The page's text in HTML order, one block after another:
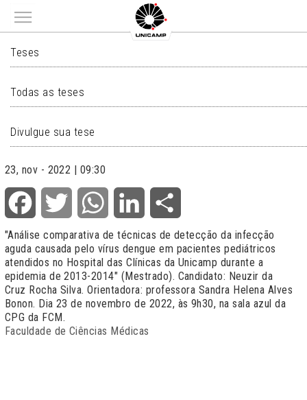
Main menu
TESES
Teses
Todas as teses
Divulgue sua tese
23, nov - 2022 | 09:30
Facebook Twitter WhatsApp LinkedIn
"Análise comparativa de técnicas de detecção da infecção
aguda causada pelo vírus dengue em pacientes pediátricos
atendidos no Hospital das Clínicas da Unicamp durante a
epidemia de 2013-2014" (Mestrado). Candidato: Neuzir da
Cruz Rocha Silva. Orientadora: professora Sandra Helena Alves
Bonon. Dia 23 de novembro de 2022, às 9h30, na sala azul da
CPG da FCM.
Faculdade de Ciências Médicas